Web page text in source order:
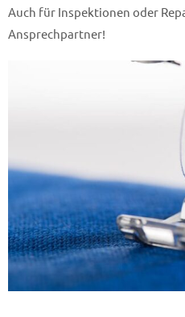
Auch für Inspektionen oder
Ansprechpartner!